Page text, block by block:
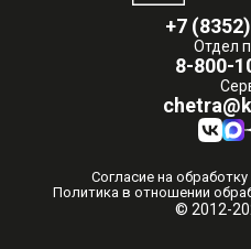
+7
Отдел
8-800-
© 2012-
Согласие на
Политика в отношении